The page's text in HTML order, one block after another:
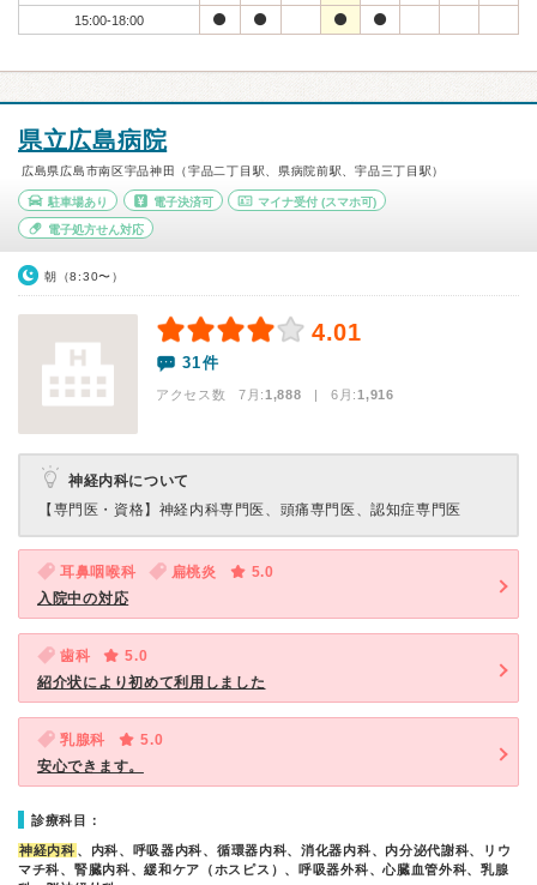
15:00-18:00
県立広島病院
広島県広島市南区宇品神田（宇品二丁目駅、県病院前駅、宇品三丁目駅）
駐車場あり 電子決済可 マイナ受付 (スマホ可)
電子処方せん対応
朝（8:30〜）
4.01
31件
アクセス数 7月:1,888 | 6月:1,916
神経内科について
【専門医・資格】 神経内科専門医、頭痛専門医、認知症専門医
耳鼻咽喉科 扁桃炎
5.0
入院中の対応
歯科
5.0
紹介状により初めて利用しました
乳腺科
5.0
安心できます。
診療科目：
神経内科 、内科、呼吸器内科、循環器内科、消化器内科、内分泌代謝科、リウ
マチ科、腎臓内科、緩和ケア（ホスピス）、呼吸器外科、心臓血管外科、乳腺